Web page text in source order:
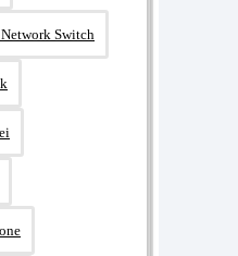
Switch